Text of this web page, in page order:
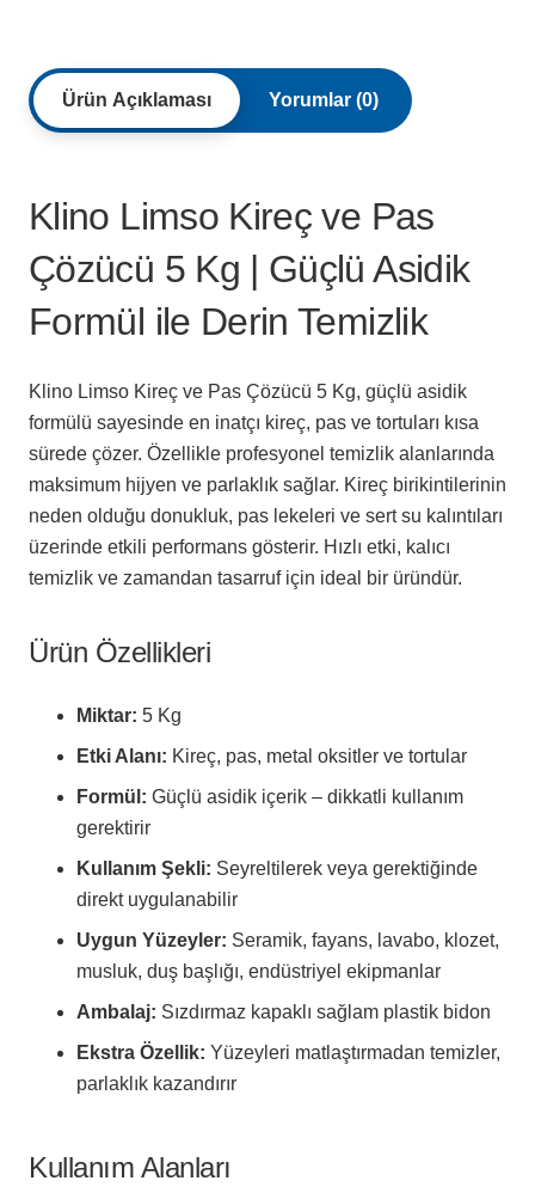
adet
Ürün Açıklaması Yorumlar (0)
Klino Limso Kireç ve Pas
Çözücü 5 Kg | Güçlü Asidik
Formül ile Derin Temizlik
Klino Limso Kireç ve Pas Çözücü 5 Kg, güçlü asidik
formülü sayesinde en inatçı kireç, pas ve tortuları kısa
sürede çözer. Özellikle profesyonel temizlik alanlarında
maksimum hijyen ve parlaklık sağlar. Kireç birikintilerinin
neden olduğu donukluk, pas lekeleri ve sert su kalıntıları
üzerinde etkili performans gösterir. Hızlı etki, kalıcı
temizlik ve zamandan tasarruf için ideal bir üründür.
Ürün Özellikleri
Miktar: 5 Kg
Etki Alanı: Kireç, pas, metal oksitler ve tortular
Formül: Güçlü asidik içerik – dikkatli kullanım
gerektirir
Kullanım Şekli: Seyreltilerek veya gerektiğinde
direkt uygulanabilir
Uygun Yüzeyler: Seramik, fayans, lavabo, klozet,
musluk, duş başlığı, endüstriyel ekipmanlar
Ambalaj: Sızdırmaz kapaklı sağlam plastik bidon
Ekstra Özellik: Yüzeyleri matlaştırmadan temizler,
parlaklık kazandırır
Kullanım Alanları